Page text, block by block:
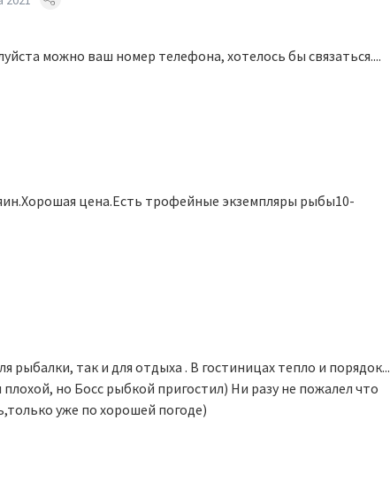
можно ваш номер телефона, хотелось бы связаться....
цена.Есть трофейные экземпляры рыбы10-
рыбалки, так и для отдыха . В гостиницах тепло и порядок...
но Босс рыбкой пригостил) Ни разу не пожалел что
уже по хорошей погоде)